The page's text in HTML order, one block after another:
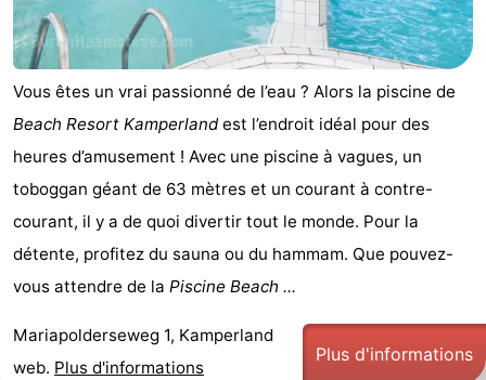
Vous êtes un vrai passionné de l’eau ? Alors la piscine de
Beach Resort Kamperlandest l’endroit idéal pour des
heures d’amusement ! Avec une piscine à vagues, un
toboggan géant de 63 mètres et un courant à contre-
courant, il y a de quoi divertir tout le monde. Pour la
détente, profitez du sauna ou du hammam. Que pouvez-
vous attendre de la Piscine Beach ...
Mariapolderseweg 1, Kamperland
web. Plus d'informations
Plus d'informations